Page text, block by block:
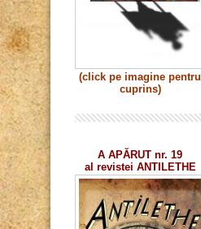
(click pe imagine pentru
cuprins)
A APĂRUT nr. 19
al revistei ANTILETHE